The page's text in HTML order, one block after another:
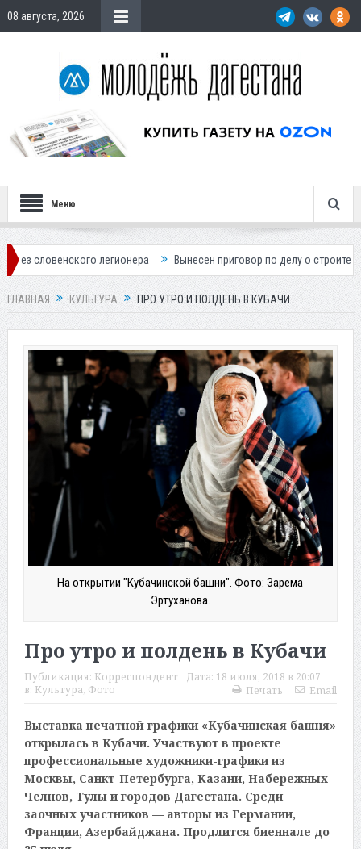
08 августа, 2026
Меню
Вынесен приговор по делу о строительстве гостиницы у
ГЛАВНАЯ КУЛЬТУРА ПРО УТРО И ПОЛДЕНЬ В КУБАЧИ
На открытии "Кубачинской башни". Фото: Зарема
Эртуханова.
Про утро и полдень в Кубачи
Публикация: Корреспондент Дата: 18 июля, 2018 в 20:07
в: Культура, Фото Печать Email
Выставка печатной графики «Кубачинская башня»
открылась в Кубачи. Участвуют в проекте
профессиональные художники-графики из
Москвы, Санкт-Петербурга, Казани, Набережных
Челнов, Тулы и городов Дагестана. Среди
заочных участников — авторы из Германии,
Франции, Азербайджана. Продлится биеннале до